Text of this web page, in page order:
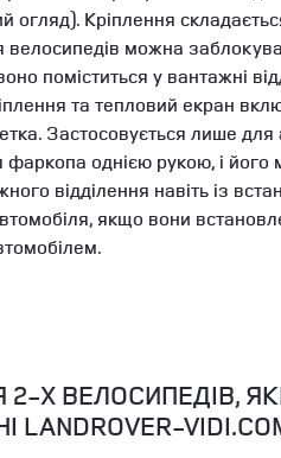
огляд). Кріплення
велосипедів можна
поміститься у вантажні
та тепловий екран
Застосовується лише
однією рукою, і його
відділення навіть із
якщо вони
2-Х ВЕЛОСИПЕДІВ,